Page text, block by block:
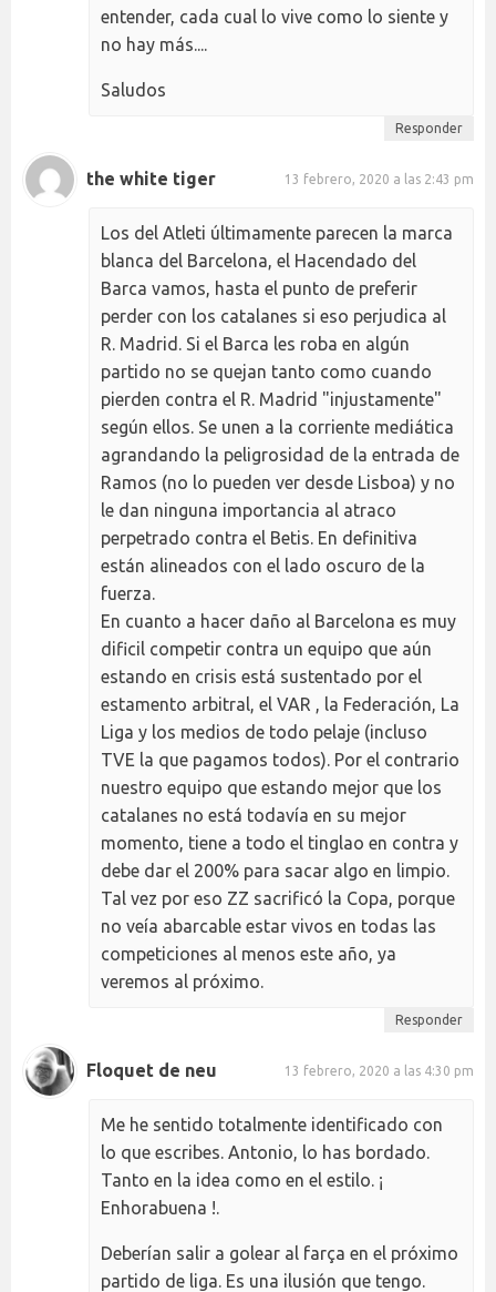
entender, cada cual lo vive como lo siente y
no hay más....
Saludos
Responder
the white tiger 13 febrero, 2020 a las 2:43 pm
Los del Atleti últimamente parecen la marca
blanca del Barcelona, el Hacendado del
Barca vamos, hasta el punto de preferir
perder con los catalanes si eso perjudica al
R. Madrid. Si el Barca les roba en algún
partido no se quejan tanto como cuando
pierden contra el R. Madrid "injustamente"
según ellos. Se unen a la corriente mediática
agrandando la peligrosidad de la entrada de
Ramos (no lo pueden ver desde Lisboa) y no
le dan ninguna importancia al atraco
perpetrado contra el Betis. En definitiva
están alineados con el lado oscuro de la
fuerza.
En cuanto a hacer daño al Barcelona es muy
dificil competir contra un equipo que aún
estando en crisis está sustentado por el
estamento arbitral, el VAR , la Federación, La
Liga y los medios de todo pelaje (incluso
TVE la que pagamos todos). Por el contrario
nuestro equipo que estando mejor que los
catalanes no está todavía en su mejor
momento, tiene a todo el tinglao en contra y
debe dar el 200% para sacar algo en limpio.
Tal vez por eso ZZ sacrificó la Copa, porque
no veía abarcable estar vivos en todas las
competiciones al menos este año, ya
veremos al próximo.
Responder
Floquet de neu 13 febrero, 2020 a las 4:30 pm
Me he sentido totalmente identificado con
lo que escribes. Antonio, lo has bordado.
Tanto en la idea como en el estilo. ¡
Enhorabuena !.
Deberían salir a golear al farça en el próximo
partido de liga. Es una ilusión que tengo.